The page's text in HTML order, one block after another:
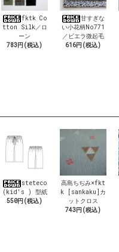
fktk Co
tton Silk／ロ
ーン
783円(税込)
甘すぎな
い小花柄No771
／ビエラ微起毛
616円(税込)
steteco
(kid's ) 型紙
550円(税込)
高島ちぢみ×fkt
k [sankaku]カ
ットクロス
743円(税込)